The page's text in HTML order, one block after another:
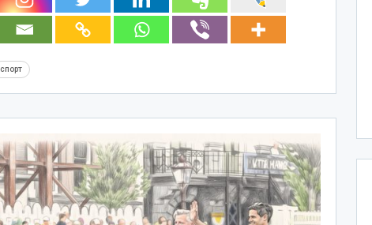
спорт